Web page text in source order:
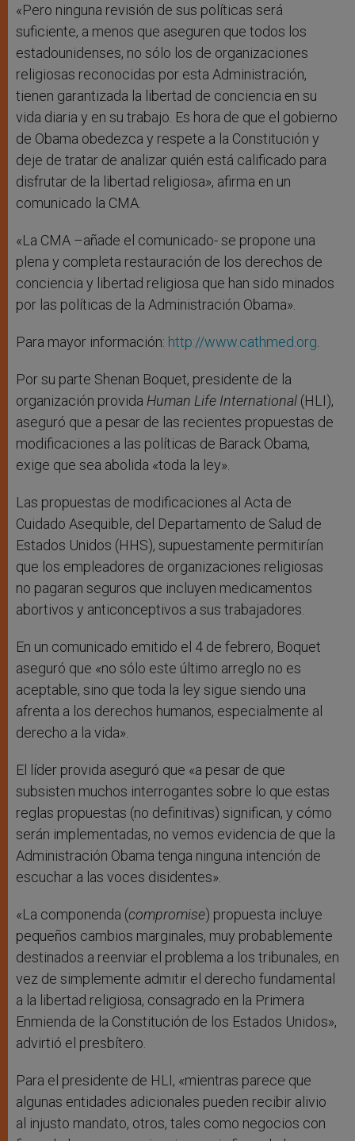
«Pero ninguna revisión de sus políticas será
suficiente, a menos que aseguren que todos los
estadounidenses, no sólo los de organizaciones
religiosas reconocidas por esta Administración,
tienen garantizada la libertad de conciencia en su
vida diaria y en su trabajo. Es hora de que el gobierno
de Obama obedezca y respete a la Constitución y
deje de tratar de analizar quién está calificado para
disfrutar de la libertad religiosa», afirma en un
comunicado la CMA.
«La CMA –añade el comunicado- se propone una
plena y completa restauración de los derechos de
conciencia y libertad religiosa que han sido minados
por las políticas de la Administración Obama».
Para mayor información: http://www.cathmed.org.
Por su parte Shenan Boquet, presidente de la
organización provida Human Life International (HLI),
aseguró que a pesar de las recientes propuestas de
modificaciones a las políticas de Barack Obama,
exige que sea abolida «toda la ley».
Las propuestas de modificaciones al Acta de
Cuidado Asequible, del Departamento de Salud de
Estados Unidos (HHS), supuestamente permitirían
que los empleadores de organizaciones religiosas
no pagaran seguros que incluyen medicamentos
abortivos y anticonceptivos a sus trabajadores.
En un comunicado emitido el 4 de febrero, Boquet
aseguró que «no sólo este último arreglo no es
aceptable, sino que toda la ley sigue siendo una
afrenta a los derechos humanos, especialmente al
derecho a la vida».
El líder provida aseguró que «a pesar de que
subsisten muchos interrogantes sobre lo que estas
reglas propuestas (no definitivas) significan, y cómo
serán implementadas, no vemos evidencia de que la
Administración Obama tenga ninguna intención de
escuchar a las voces disidentes».
«La componenda (compromise) propuesta incluye
pequeños cambios marginales, muy probablemente
destinados a reenviar el problema a los tribunales, en
vez de simplemente admitir el derecho fundamental
a la libertad religiosa, consagrado en la Primera
Enmienda de la Constitución de los Estados Unidos»,
advirtió el presbítero.
Para el presidente de HLI, «mientras parece que
algunas entidades adicionales pueden recibir alivio
al injusto mandato, otros, tales como negocios con